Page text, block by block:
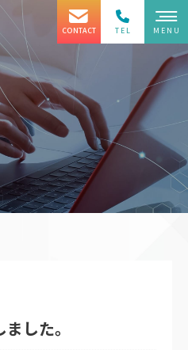
CONTACT TEL MENU
89-5379
17：00（土日除く）
わせフォーム
した。